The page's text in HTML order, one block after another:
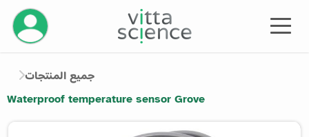
إدارة
جميع المنتجات
Waterproof temperature sensor Grove
Product image slider